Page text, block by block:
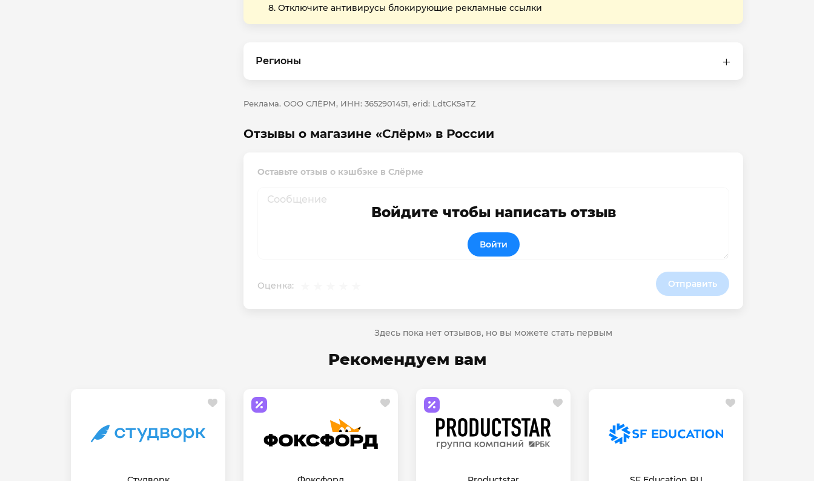
Отключите антивирусы блокирующие рекламные ссылки
Регионы
Реклама. ООО СЛЁРМ, ИНН: 3652901451, erid: LdtCK5aTZ
Отзывы о магазине «Слёрм» в России
Оставьте отзыв о кэшбэке в Слёрме
Оценка: Отправить
Войдите чтобы написать отзыв
Войти
Здесь пока нет отзывов, но вы можете стать первым
Рекомендуем вам